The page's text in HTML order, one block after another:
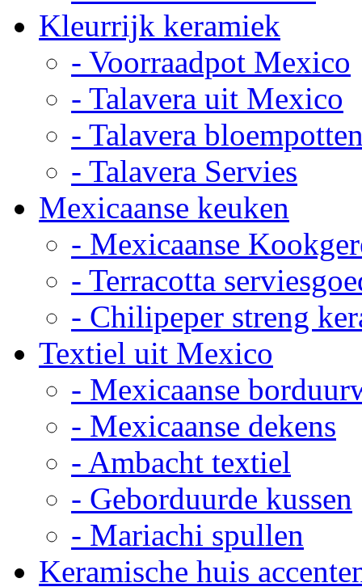
Kleurrijk keramiek
- Voorraadpot Mexico
- Talavera uit Mexico
- Talavera
- Talavera Servies
Mexicaanse keuken
- Mexicaanse
- Terracotta
- Chilipeper streng
Textiel uit Mexico
- Mexicaanse
- Mexicaanse dekens
- Ambacht textiel
- Geborduurde kussen
- Mariachi spullen
Keramische huis